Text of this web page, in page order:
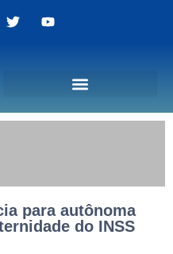
para autônoma
do INSS